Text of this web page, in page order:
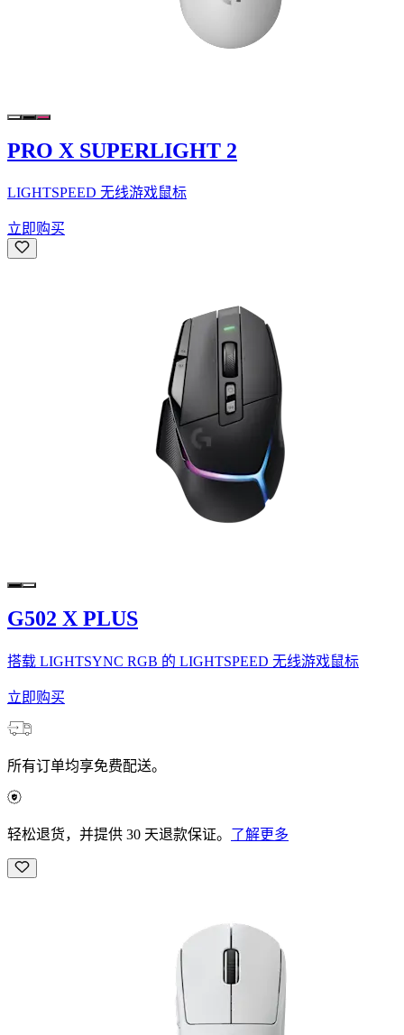
PRO X SUPERLIGHT 2
LIGHTSPEED 无线游戏鼠标
立即购买
G502 X PLUS
搭载 LIGHTSYNC RGB 的 LIGHTSPEED 无线游戏鼠标
立即购买
所有订单均享免费配送。
轻松退货，并提供 30 天退款保证。 了解更多